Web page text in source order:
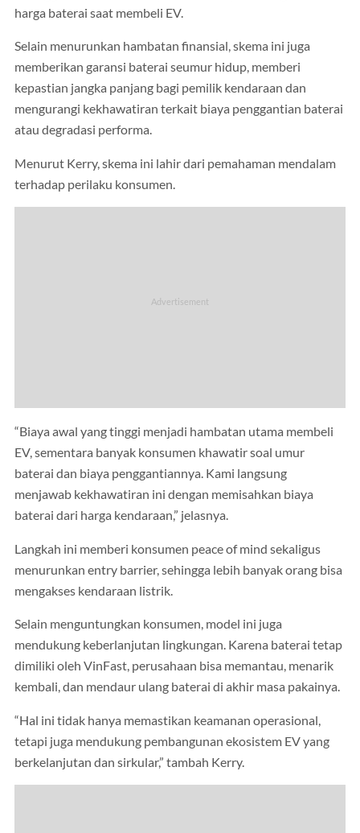
harga baterai saat membeli EV.
Selain menurunkan hambatan finansial, skema ini juga
memberikan garansi baterai seumur hidup, memberi
kepastian jangka panjang bagi pemilik kendaraan dan
mengurangi kekhawatiran terkait biaya penggantian baterai
atau degradasi performa.
Menurut Kerry, skema ini lahir dari pemahaman mendalam
terhadap perilaku konsumen.
“Biaya awal yang tinggi menjadi hambatan utama membeli
EV, sementara banyak konsumen khawatir soal umur
baterai dan biaya penggantiannya. Kami langsung
menjawab kekhawatiran ini dengan memisahkan biaya
baterai dari harga kendaraan,” jelasnya.
Langkah ini memberi konsumen peace of mind sekaligus
menurunkan entry barrier, sehingga lebih banyak orang bisa
mengakses kendaraan listrik.
Selain menguntungkan konsumen, model ini juga
mendukung keberlanjutan lingkungan. Karena baterai tetap
dimiliki oleh VinFast, perusahaan bisa memantau, menarik
kembali, dan mendaur ulang baterai di akhir masa pakainya.
“Hal ini tidak hanya memastikan keamanan operasional,
tetapi juga mendukung pembangunan ekosistem EV yang
berkelanjutan dan sirkular,” tambah Kerry.